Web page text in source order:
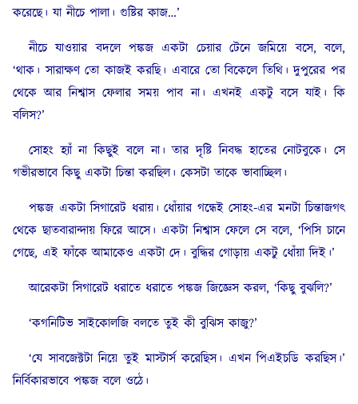
করেছে। যা নীচে পালা। গুষ্টির কাজ…’
নীচে যাওয়ার বদলে পঙ্কজ একটা চেয়ার টেনে জমিয়ে বসে, বলে,
‘থাক। সারাক্ষণ তো কাজই করছি। এবারে তো বিকেলে তিথি। দুপুরের পর
থেকে আর নিশ্বাস ফেলার সময় পাব না। এখনই একটু বসে যাই। কি
বলিস?’
সোহং হ্যাঁ না কিছুই বলে না। তার দৃষ্টি নিবদ্ধ হাতের নোটবুকে। সে
গভীরভাবে কিছু একটা চিন্তা করছিল। কেসটা তাকে ভাবাচ্ছিল।
পঙ্কজ একটা সিগারেট ধরায়। ধোঁয়ার গন্ধেই সোহং-এর মনটা চিন্তাজগৎ
থেকে ছাতবারান্দায় ফিরে আসে। একটা নিশ্বাস ফেলে সে বলে, ‘পিসি চানে
গেছে, এই ফাঁকে আমাকেও একটা দে। বুদ্ধির গোড়ায় একটু ধোঁয়া দিই।’
আরেকটা সিগারেট ধরাতে ধরাতে পঙ্কজ জিজ্ঞেস করল, ‘কিছু বুঝলি?’
‘কগনিটিভ সাইকোলজি বলতে তুই কী বুঝিস কাজু?’
‘যে সাবজেক্টটা নিয়ে তুই মাস্টার্স করেছিস। এখন পিএইচডি করছিস।’
নির্বিকারভাবে পঙ্কজ বলে ওঠে।